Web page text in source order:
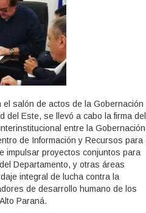
salón de actos de la Gobernación
del Este, se llevó a cabo la firma del
entre la Gobernación
de Información y Recursos para
impulsar proyectos conjuntos para
Departamento, y otras áreas
integral de lucha contra la
de desarrollo humano de los
Paraná.